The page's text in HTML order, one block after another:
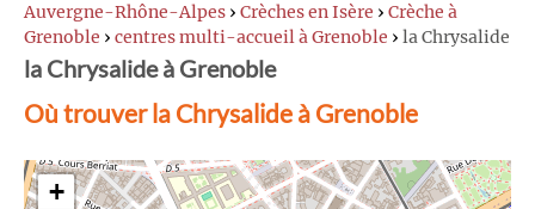
Auvergne-Rhône-Alpes › Crèches en Isère › Crèche à
Grenoble › centres multi-accueil à Grenoble › la Chrysalide
la Chrysalide à Grenoble
Où trouver la Chrysalide à Grenoble
+